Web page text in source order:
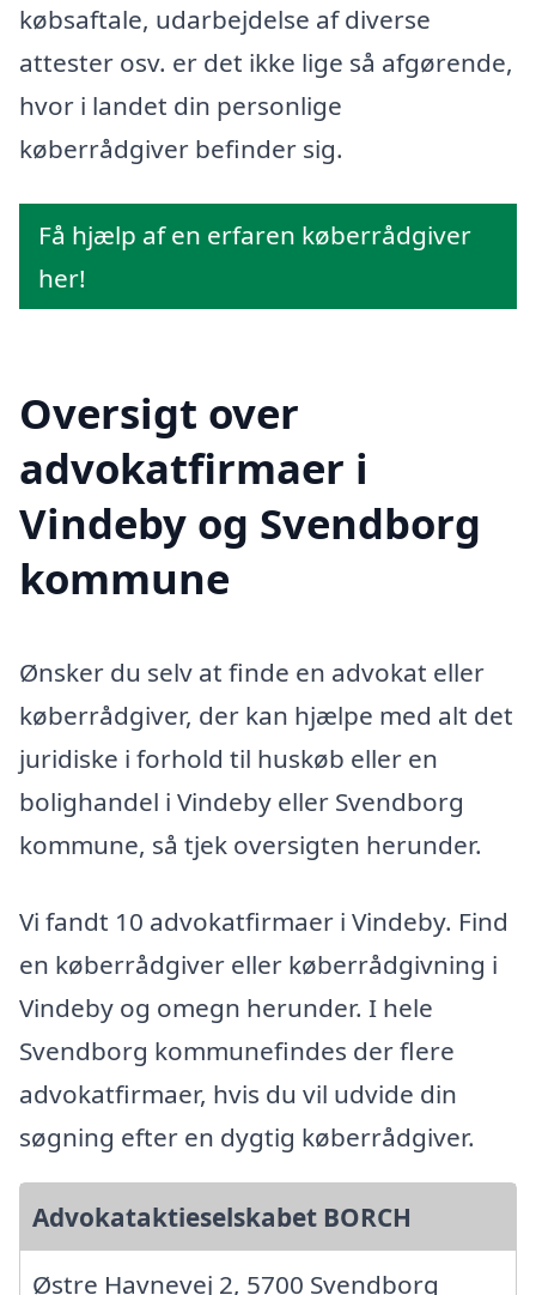
købsaftale, udarbejdelse af diverse
attester osv. er det ikke lige så afgørende,
hvor i landet din personlige
køberrådgiver befinder sig.
Få hjælp af en erfaren køberrådgiver
her!
Oversigt over
advokatfirmaer i
Vindeby og Svendborg
kommune
Ønsker du selv at finde en advokat eller
køberrådgiver, der kan hjælpe med alt det
juridiske i forhold til huskøb eller en
bolighandel i Vindeby eller Svendborg
kommune, så tjek oversigten herunder.
Vi fandt 10 advokatfirmaer i Vindeby. Find
en køberrådgiver eller køberrådgivning i
Vindeby og omegn herunder. I hele
Svendborg kommunefindes der flere
advokatfirmaer, hvis du vil udvide din
søgning efter en dygtig køberrådgiver.
Advokataktieselskabet BORCH
Østre Havnevej 2, 5700 Svendborg